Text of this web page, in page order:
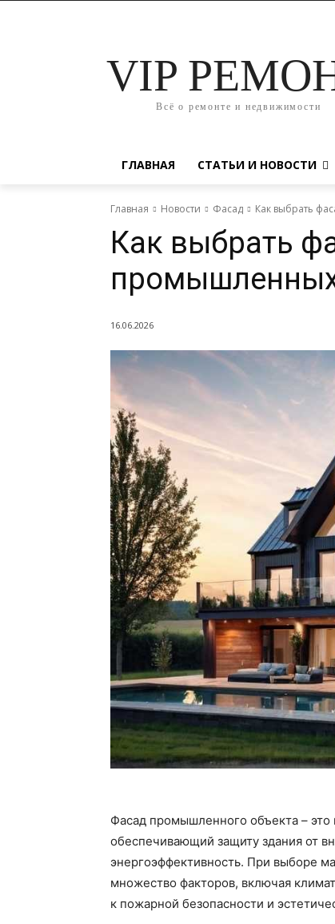
VIP
Всё о ремонте и недвижимости
ГЛАВНАЯ СТАТЬИ И НОВОСТИ
Главная Новости Фасад Как выбрать
Как выбрать
16.06.2026
Фасад промышленного объекта – это
обеспечивающий защиту здания от
энергоэффективность. При выборе
множество факторов, включая
к пожарной безопасности и